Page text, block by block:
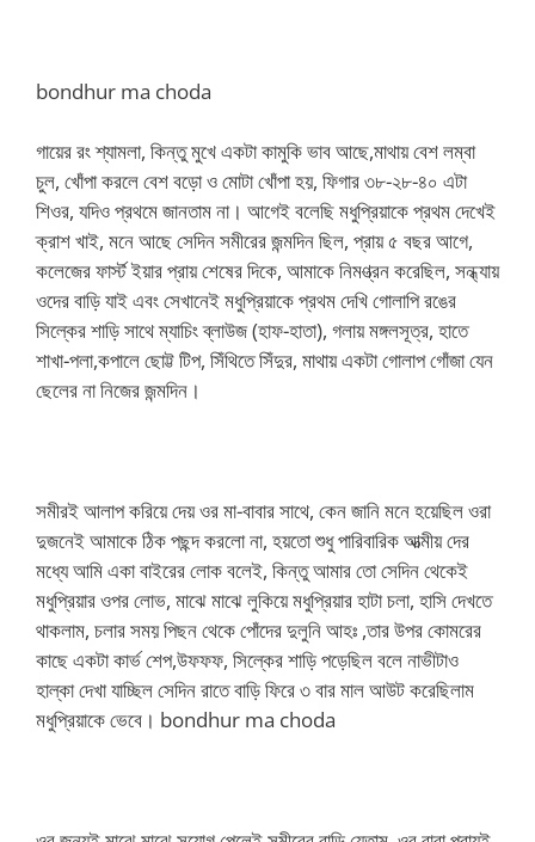
bondhur ma choda
গায়ের রং শ্যামলা, কিন্তু মুখে একটা কামুকি ভাব আছে,মাথায় বেশ লম্বা
চুল, খোঁপা করলে বেশ বড়ো ও মোটা খোঁপা হয়, ফিগার ৩৮-২৮-৪০ এটা
শিওর, যদিও প্রথমে জানতাম না। আগেই বলেছি মধুপ্রিয়াকে প্রথম দেখেই
ক্রাশ খাই, মনে আছে সেদিন সমীরের জন্মদিন ছিল, প্রায় ৫ বছর আগে,
কলেজের ফার্স্ট ইয়ার প্রায় শেষের দিকে, আমাকে নিমণ্ত্রন করেছিল, সন্ধ্যায়
ওদের বাড়ি যাই এবং সেখানেই মধুপ্রিয়াকে প্রথম দেখি গোলাপি রঙের
সিল্কের শাড়ি সাথে ম্যাচিং ব্লাউজ (হাফ-হাতা), গলায় মঙ্গলসূত্র, হাতে
শাখা-পলা,কপালে ছোট্ট টিপ, সিঁথিতে সিঁদুর, মাথায় একটা গোলাপ গোঁজা যেন
ছেলের না নিজের জন্মদিন।
সমীর‌ই আলাপ করিয়ে দেয় ওর মা-বাবার সাথে, কেন জানি মনে হয়েছিল ওরা
দুজনেই আমাকে ঠিক পছন্দ করলো না, হয়তো শুধু পারিবারিক আত্মীয় দের
মধ্যে আমি একা বাইরের লোক বলেই, কিন্তু আমার তো সেদিন থেকেই
মধুপ্রিয়ার ওপর লোভ, মাঝে মাঝে লুকিয়ে মধুপ্রিয়ার হাটা চলা, হাসি দেখতে
থাকলাম, চলার সময় পিছন থেকে পোঁদের দুলুনি আহঃ ,তার উপর কোমরের
কাছে একটা কার্ভ শেপ,উফফফ, সিল্কের শাড়ি পড়েছিল বলে নাভীটাও
হাল্কা দেখা যাচ্ছিল সেদিন রাতে বাড়ি ফিরে ৩ বার মাল আউট করেছিলাম
মধুপ্রিয়াকে ভেবে। bondhur ma choda